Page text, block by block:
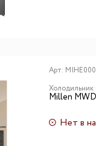
Арт:
Холодильник
Millen
Нет в